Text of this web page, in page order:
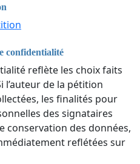
confidentialité
reflète les choix faits
l’auteur de la pétition
les finalités pour
des signataires
conservation des données,
reflétées sur